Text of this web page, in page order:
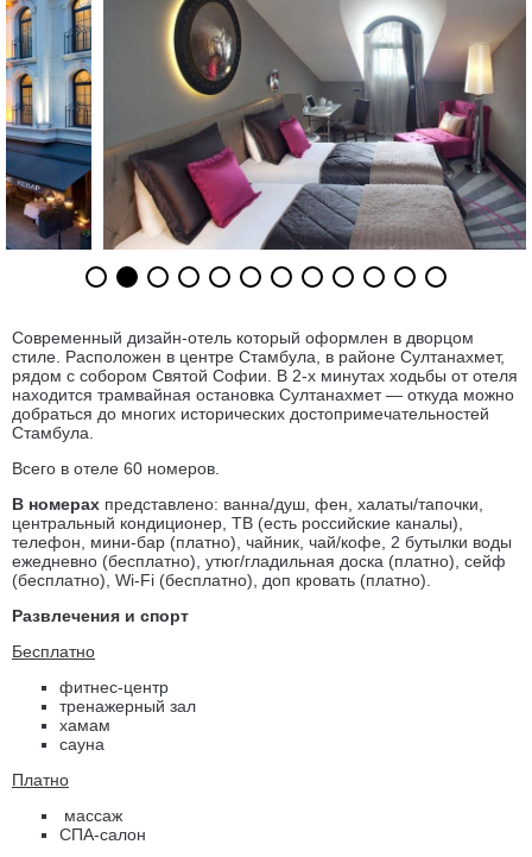
Современный дизайн-отель который оформлен в дворцом
стиле. Расположен в центре Стамбула, в районе Султанахмет,
рядом с собором Святой Софии. В 2-х минутах ходьбы от отеля
находится трамвайная остановка Султанахмет — откуда можно
добраться до многих исторических достопримечательностей
Стамбула.
Всего в отеле 60 номеров.
В номерах представлено: ванна/душ, фен, халаты/тапочки,
центральный кондиционер, ТВ (есть российские каналы),
телефон, мини-бар (платно), чайник, чай/кофе, 2 бутылки воды
ежедневно (бесплатно), утюг/гладильная доска (платно), сейф
(бесплатно), Wi-Fi (бесплатно), доп кровать (платно).
Развлечения и спорт
Бесплатно
фитнес-центр
тренажерный зал
хамам
сауна
Платно
массаж
СПА-салон